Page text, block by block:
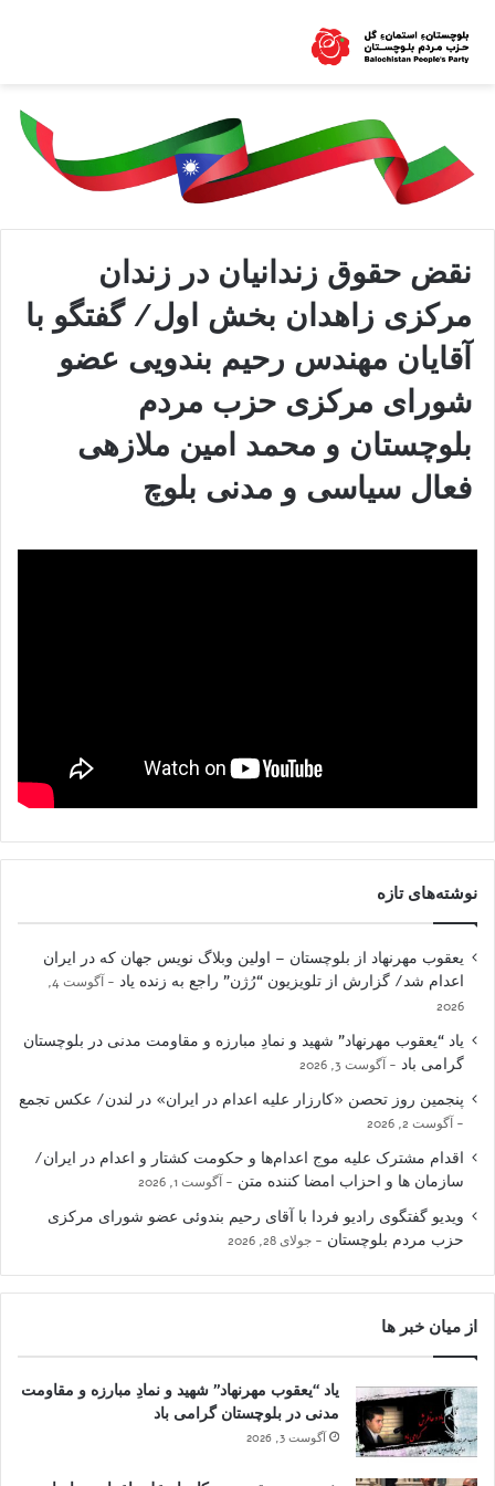
نقض حقوق زندانیان در زندان
مرکزی زاهدان بخش اول/ گفتگو با
آقایان مهندس رحیم بندویی عضو
شورای مرکزی حزب مردم
بلوچستان و محمد امین ملازهی
فعال سیاسی و مدنی بلوچ
نوشته‌های تازه
یعقوب مهرنهاد از بلوچستان – اولین وبلاگ نویس جهان که در ایران
اعدام شد/ گزارش از تلویزیون “رُژن” راجع به زنده یاد
آگوست 4,
2026
یاد “یعقوب مهرنهاد” شهید و نمادِ مبارزه و مقاومت مدنی در بلوچستان
گرامی باد
آگوست 3, 2026
پنجمین روز تحصن «کارزار علیه اعدام در ایران» در لندن/ عکس تجمع
آگوست 2, 2026
اقدام مشترک علیه موج اعدام‌ها و حکومت کشتار و اعدام در ایران/
سازمان ها و احزاب امضا کننده متن
آگوست 1, 2026
ویدیو گفتگوی رادیو فردا با آقای رحیم بندوئی عضو شورای مرکزی
حزب مردم بلوچستان
جولای 28, 2026
از میان خبر ها
یاد “یعقوب مهرنهاد” شهید و نمادِ مبارزه و مقاومت
مدنی در بلوچستان گرامی باد
آگوست 3, 2026